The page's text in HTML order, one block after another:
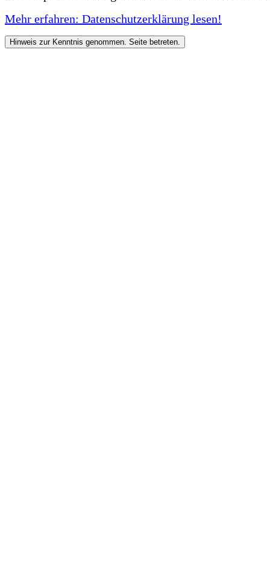
Mehr erfahren: Datenschutzerklärung lesen!
Hinweis zur Kenntnis genommen. Seite betreten.